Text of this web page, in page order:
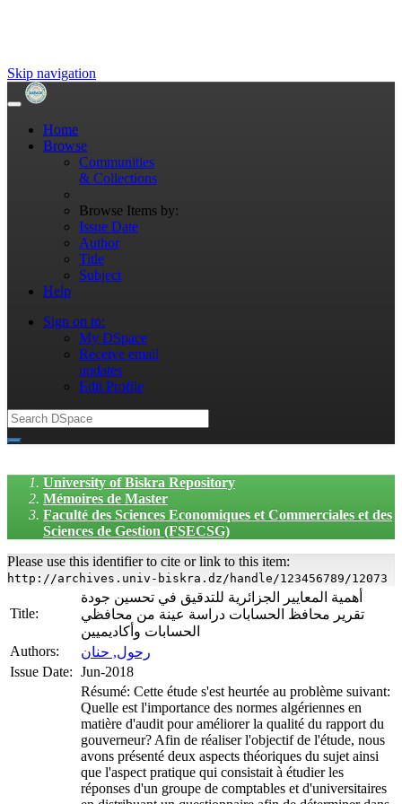
Skip navigation
Home
Browse
Communities
& Collections
Browse Items by:
Issue Date
Author
Title
Subject
Help
Sign on to:
My DSpace
Receive email
updates
Edit Profile
University of Biskra Repository
Mémoires de Master
Faculté des Sciences Economiques et Commerciales et des
Sciences de Gestion (FSECSG)
Please use this identifier to cite or link to this item:
http://archives.univ-biskra.dz/handle/123456789/12073
Title:
أهمية المعايير الجزائرية للتدقيق في تحسين جودة
تقرير محافظ الحسابات دراسة عينة من محافظي
الحسابات وأكاديميين
Authors:
رحول, حنان
Issue Date: Jun-2018
Résumé: Cette étude s'est heurtée au problème suivant:
Quelle est l'importance des normes algériennes en
matière d'audit pour améliorer la qualité du rapport du
gouverneur? Afin de réaliser l'objectif de l'étude, nous
avons présenté deux aspects théoriques du sujet ainsi
que l'aspect pratique qui consistait à étudier les
réponses d'un groupe de comptables et d'universitaires